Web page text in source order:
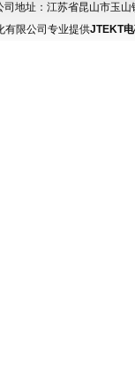
司地址：江苏省昆山市玉
有限公司专业提供JTEKT